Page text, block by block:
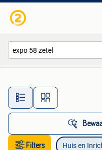
Alle
Filters Huis en